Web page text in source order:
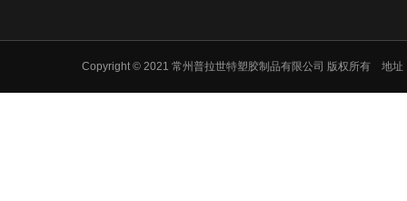
Copyright © 2021 常州普拉世特塑胶制品有限公司 版权所有 地